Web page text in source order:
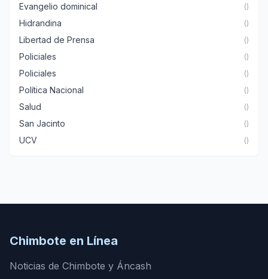
Evangelio dominical ()
Hidrandina ()
Libertad de Prensa ()
Policiales ()
Policiales ()
Política Nacional ()
Salud ()
San Jacinto ()
UCV ()
Chimbote en Línea
Noticias de Chimbote y Áncash